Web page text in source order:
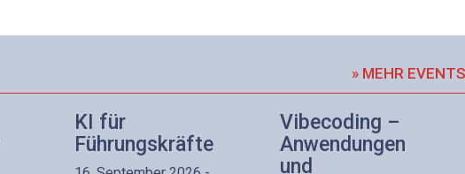
» MEHR EVENTS
KI für
Führungskräfte
Vibecoding –
Anwendungen
und